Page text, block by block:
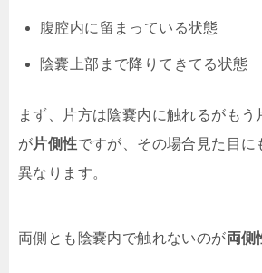
腹腔内に留まっている状態
陰嚢上部まで降りてきてる状態
まず、片方は陰嚢内に触れるがもう
が片側性ですが、その場合見た目に
異なります。
両側とも陰嚢内で触れないのが両側